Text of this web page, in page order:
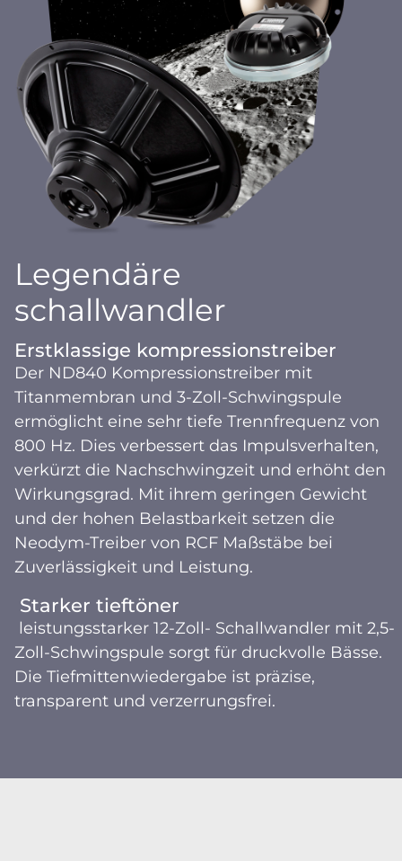
Legendäre
schallwandler
Erstklassige kompressionstreiber
Der ND840 Kompressionstreiber mit
Titanmembran und 3-Zoll-Schwingspule
ermöglicht eine sehr tiefe Trennfrequenz von
800 Hz. Dies verbessert das Impulsverhalten,
verkürzt die Nachschwingzeit und erhöht den
Wirkungsgrad. Mit ihrem geringen Gewicht
und der hohen Belastbarkeit setzen die
Neodym-Treiber von RCF Maßstäbe bei
Zuverlässigkeit und Leistung.
Starker tieftöner
leistungsstarker 12-Zoll- Schallwandler mit 2,5-
Zoll-Schwingspule sorgt für druckvolle Bässe.
Die Tiefmittenwiedergabe ist präzise,
transparent und verzerrungsfrei.